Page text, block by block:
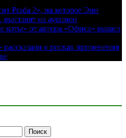
Prada 2», на которое Энн
выставят на аукцион
коты» от автора «Офиса» вышел
о рисках применения